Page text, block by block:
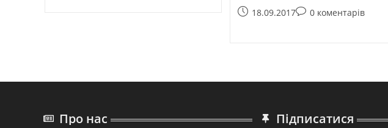
18.09.2017 0 коментарів
Про нас Підписатися